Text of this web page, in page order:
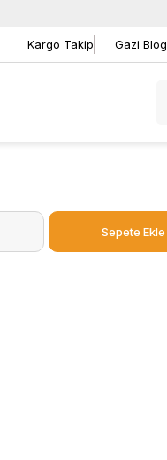
Kargo Takip Gazi Blog